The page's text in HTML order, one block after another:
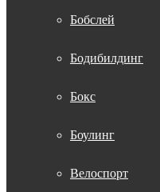
Бобслей
Бодибилдинг
Бокс
Боулинг
Велоспорт